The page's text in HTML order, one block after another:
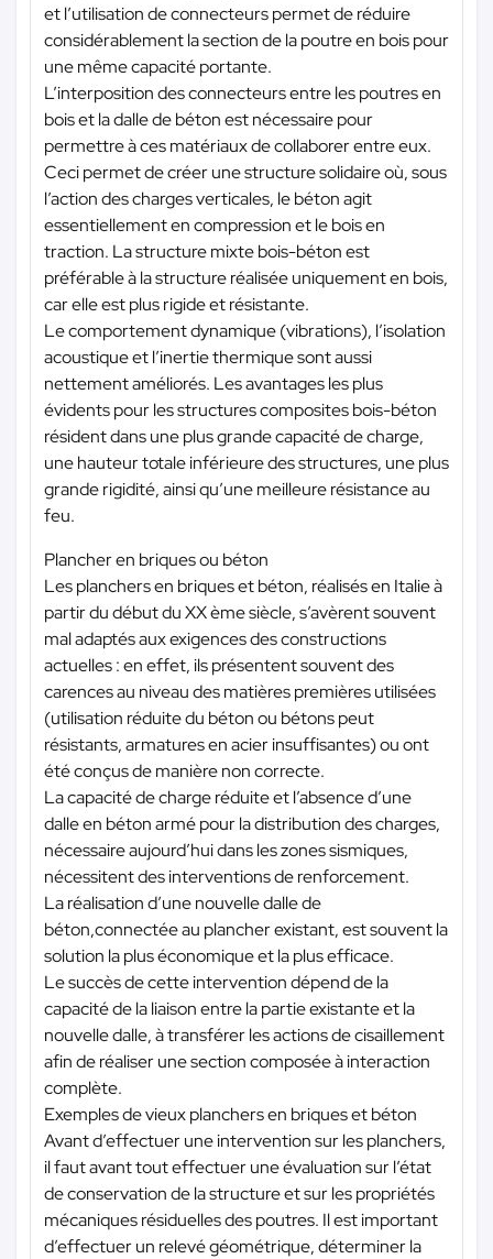
et l’utilisation de connecteurs permet de réduire
considérablement la section de la poutre en bois pour
une même capacité portante.
L’interposition des connecteurs entre les poutres en
bois et la dalle de béton est nécessaire pour
permettre à ces matériaux de collaborer entre eux.
Ceci permet de créer une structure solidaire où, sous
l’action des charges verticales, le béton agit
essentiellement en compression et le bois en
traction. La structure mixte bois-béton est
préférable à la structure réalisée uniquement en bois,
car elle est plus rigide et résistante.
Le comportement dynamique (vibrations), l’isolation
acoustique et l’inertie thermique sont aussi
nettement améliorés. Les avantages les plus
évidents pour les structures composites bois-béton
résident dans une plus grande capacité de charge,
une hauteur totale inférieure des structures, une plus
grande rigidité, ainsi qu’une meilleure résistance au
feu.
Plancher en briques ou béton
Les planchers en briques et béton, réalisés en Italie à
partir du début du XX ème siècle, s’avèrent souvent
mal adaptés aux exigences des constructions
actuelles : en effet, ils présentent souvent des
carences au niveau des matières premières utilisées
(utilisation réduite du béton ou bétons peut
résistants, armatures en acier insuffisantes) ou ont
été conçus de manière non correcte.
La capacité de charge réduite et l’absence d’une
dalle en béton armé pour la distribution des charges,
nécessaire aujourd’hui dans les zones sismiques,
nécessitent des interventions de renforcement.
La réalisation d’une nouvelle dalle de
béton,connectée au plancher existant, est souvent la
solution la plus économique et la plus efficace.
Le succès de cette intervention dépend de la
capacité de la liaison entre la partie existante et la
nouvelle dalle, à transférer les actions de cisaillement
afin de réaliser une section composée à interaction
complète.
Exemples de vieux planchers en briques et béton
Avant d’effectuer une intervention sur les planchers,
il faut avant tout effectuer une évaluation sur l’état
de conservation de la structure et sur les propriétés
mécaniques résiduelles des poutres. Il est important
d’effectuer un relevé géométrique, déterminer la